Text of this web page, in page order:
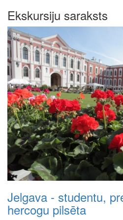
Ekskursiju saraksts
Jelgava - studentu,
hercogu pilsēta